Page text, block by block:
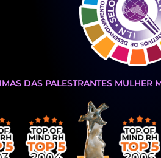
DAS PALESTRANTES MULHER